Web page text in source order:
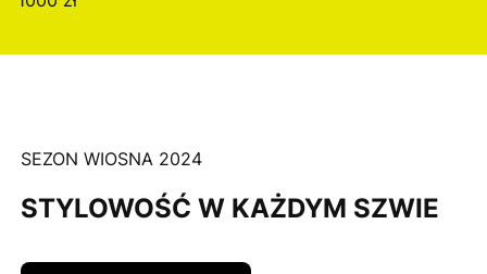
SEZON WIOSNA 2024
STYLOWOŚĆ W KAŻDYM SZWIE